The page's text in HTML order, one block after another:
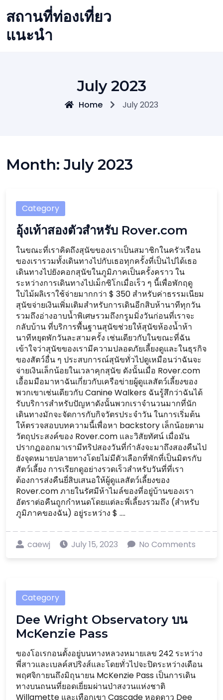
to
content
สถานที่ท่องเที่ยว
แนะนำ
July 2023
Home July 2023
Month:July 2023
Category
อุ้งเท้าสองตัวสำหรับ Rover.com
ในขณะที่เราคิดถึงสุนัขของเราเป็นสมาชิกในครัวเรือน
ของเรารวมทั้งเดินทางไปกับเธอทุกครั้งที่เป็นไปได้เธอ
เดินทางไปยังคอกสุนัขในภูมิภาคเป็นครั้งคราว ใน
ระหว่างการเดินทางไปเม็กซิโกเมื่อเร็ว ๆ นี้เพื่อพักฤดู
ใบไม้ผลิเราใช้จ่ายมากกว่า $ 350 สำหรับค่าธรรมเนียม
สุนัขจ่ายเงินเพิ่มเติมสำหรับการเดินอีกสิบห้านาทีทุกวัน
รวมถึงอ่างอาบน้ำพิเศษรวมถึงกรูมมิ่งวันก่อนที่เราจะ
กลับบ้าน ที่บริการพื้นฐานสุนัขช่วยให้สุนัขห้องน้ำห้า
นาทีหยุดพักวันละสามครั้ง เช่นเดียวกับในขณะที่ฉัน
เข้าใจว่าสุนัขของเรามีความปลอดภัยเลี้ยงดูและในธุรกิจ
ของสัตว์อื่น ๆ ประสบการณ์สุนัขทั่วไปดูเหมือนว่าฉันจะ
จ่ายเงินเล็กน้อยในเวลาคุกสุนัข ดังนั้นเมื่อ Rover.com
เอื้อมมือมาหาฉันเกี่ยวกับเครือข่ายผู้ดูแลสัตว์เลี้ยงของ
พวกเขาเช่นเดียวกับ Canine Walkers ฉันรู้สึกว่าฉันได้
รับบริการสำหรับปัญหาดังนั้นพวกเราจำนวนมากที่นัก
เดินทางมักจะจัดการกับกิจวัตรประจำวัน ในการเริ่มต้น
ให้ตรวจสอบบทความนี้เพื่อหา backstory เล็กน้อยตาม
วัตถุประสงค์ของ Rover.com และวิสัยทัศน์ เมื่อมัน
ปรากฏออกมาเรามีทริปสองวันที่กำลังจะมาถึงสองคืนไป
ยังจุดหมายปลายทางโดยไม่มีตัวเลือกที่พักที่เป็นมิตรกับ
สัตว์เลี้ยง การเรียกดูอย่างรวดเร็วสำหรับวันที่ที่เรา
ต้องการส่งคืนยี่สิบเสนอให้ผู้ดูแลสัตว์เลี้ยงของ
Rover.com ภายในรัศมีห้าไมล์ของที่อยู่บ้านของเรา
อัตราต่อคืนถูกกำหนดโดยแต่ละพี่เลี้ยงรวมถึง (สำหรับ
ภูมิภาคของฉัน) อยู่ระหว่าง $ ....
caewj July 15, 2023 No Comments
Category
Dee Wright Observatory บน
McKenzie Pass
ของโอเรกอนตั้งอยู่บนทางหลวงหมายเลข 242 ระหว่าง
พี่สาวและเบลค์สปริงส์และโดยทั่วไปจะปิดระหว่างเดือน
พฤศจิกายนถึงมิถุนายน McKenzie Pass เป็นการเดิน
ทางบนถนนที่ยอดเยี่ยมผ่านป่าสงวนแห่งชาติ
Willamette และเทือกเขา Cascade หอดูดาว Dee